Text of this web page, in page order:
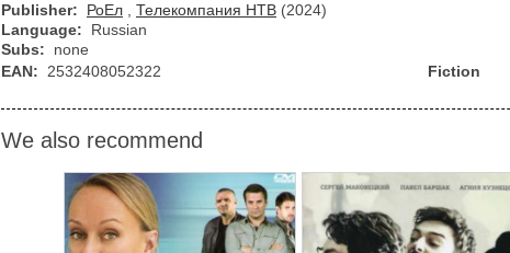
Publisher:
РоЕл Телекомпания НТВ (2024)
Language:
Russian
Subs:
none
EAN: 2532408052322 Fiction
We also recommend